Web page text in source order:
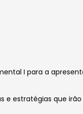
I para a
e estratégias que